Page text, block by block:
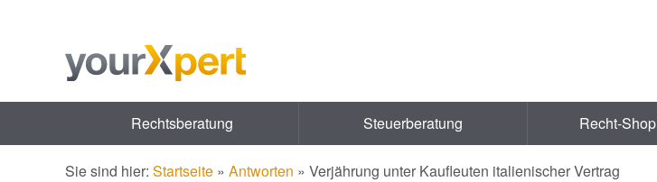
Rechtsberatung Steuerberatung Recht-Shop
Sie sind hier: Startseite » Antworten » Verjährung unter Kaufleuten italienischer Vertrag